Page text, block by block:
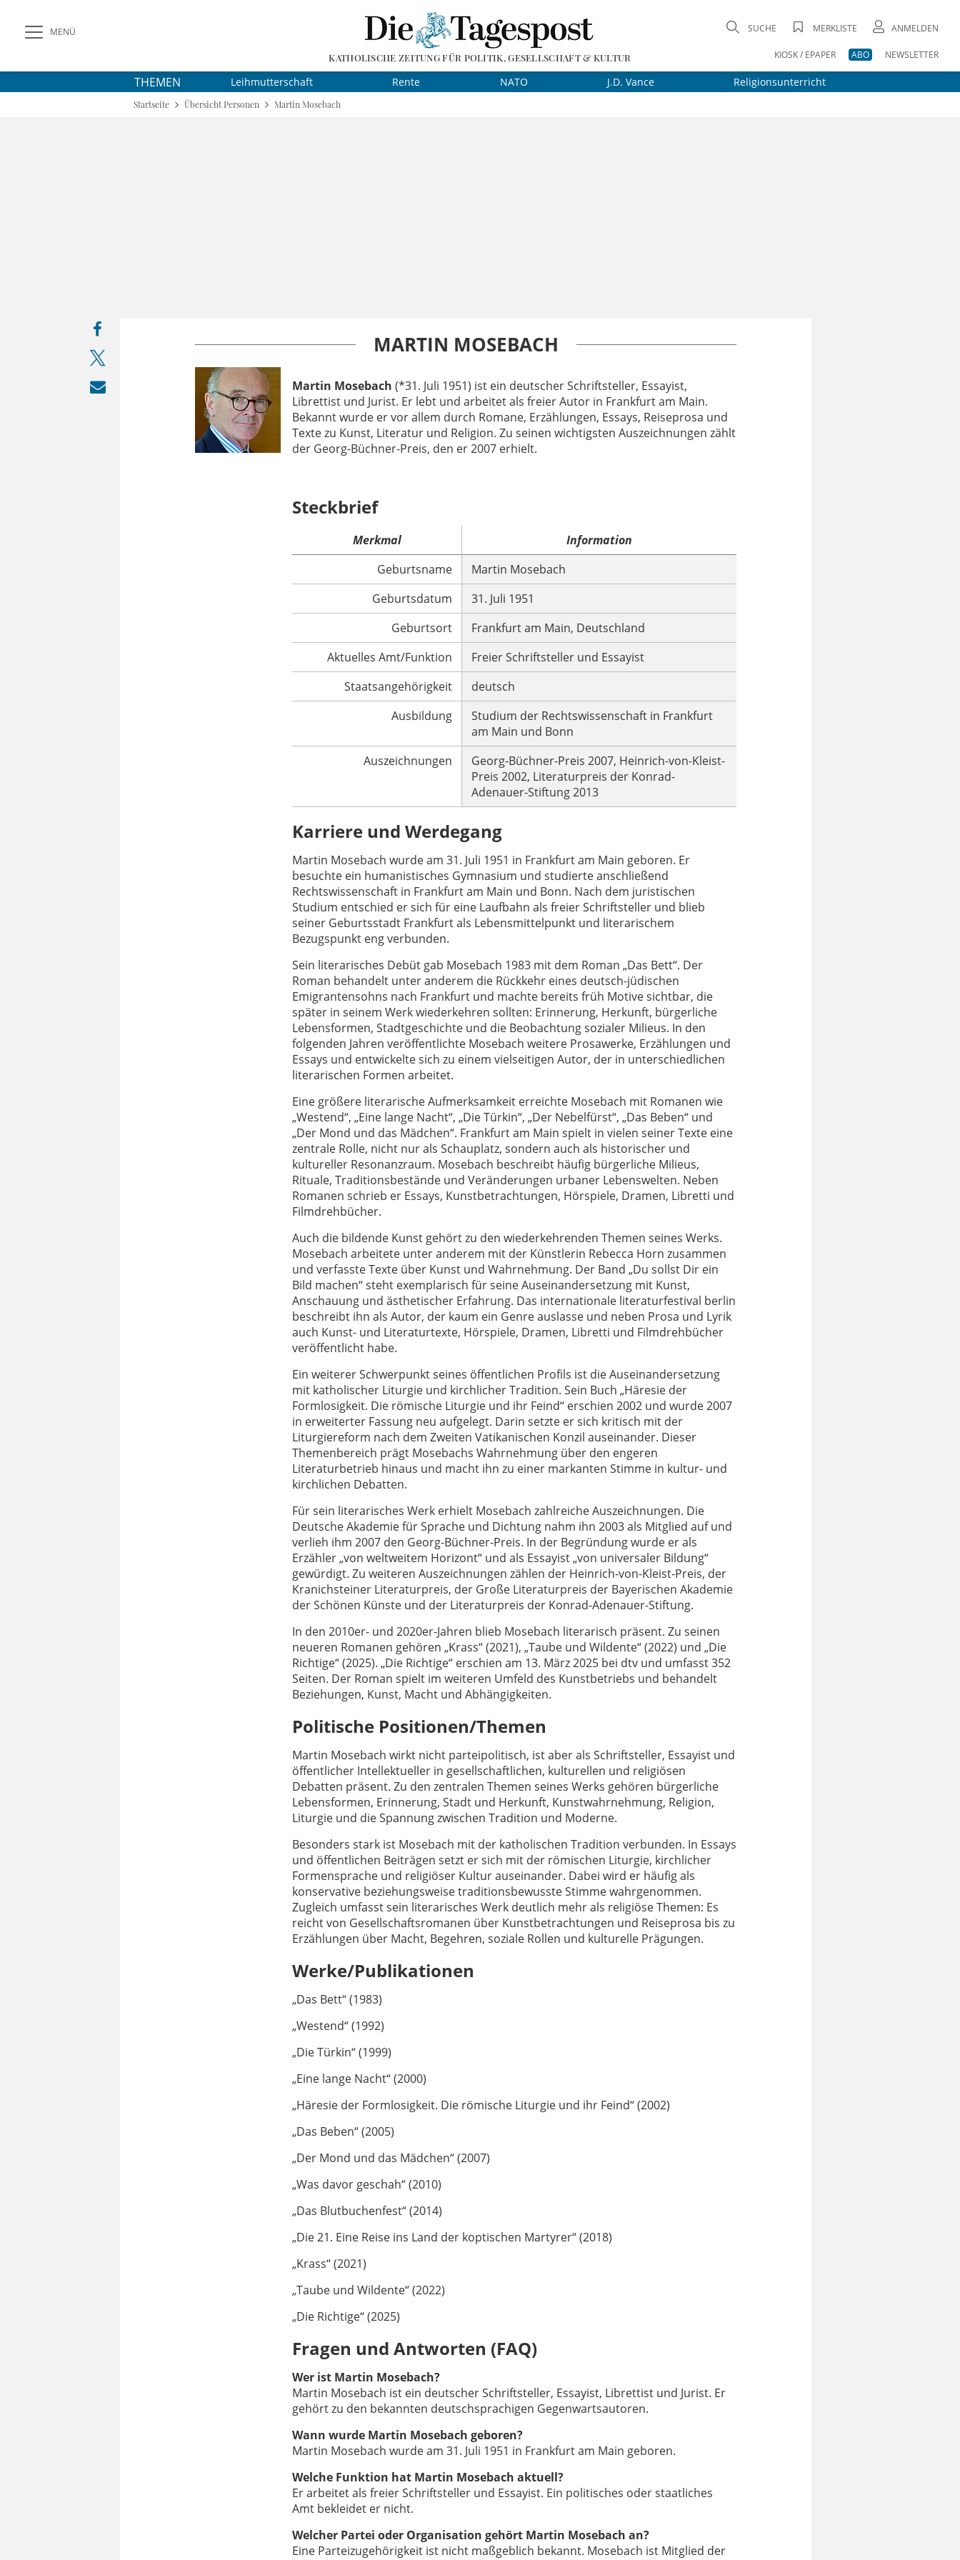
MENÜ
KATHOLISCHE ZEITUNG FÜR POLITIK, GESELLSCHAFT & KULTUR
SUCHE MERKLISTE ANMELDEN
KIOSK / EPAPER ABO NEWSLETTER
THEMEN Leihmutterschaft Rente NATO J.D. Vance Religionsunterricht
Startseite Übersicht Personen Martin Mosebach
MARTIN MOSEBACH
Martin Mosebach (*31. Juli 1951) ist ein deutscher Schriftsteller, Essayist,
Librettist und Jurist. Er lebt und arbeitet als freier Autor in Frankfurt am Main.
Bekannt wurde er vor allem durch Romane, Erzählungen, Essays, Reiseprosa und
Texte zu Kunst, Literatur und Religion. Zu seinen wichtigsten Auszeichnungen zählt
der Georg-Büchner-Preis, den er 2007 erhielt.
Steckbrief
Merkmal
Information
Geburtsname
Martin Mosebach
Geburtsdatum
31. Juli 1951
Geburtsort
Frankfurt am Main, Deutschland
Aktuelles Amt/Funktion
Freier Schriftsteller und Essayist
Staatsangehörigkeit
deutsch
Ausbildung
Studium der Rechtswissenschaft in Frankfurt
am Main und Bonn
Auszeichnungen
Georg-Büchner-Preis 2007, Heinrich-von-Kleist-
Preis 2002, Literaturpreis der Konrad-
Adenauer-Stiftung 2013
Karriere und Werdegang
Martin Mosebach wurde am 31. Juli 1951 in Frankfurt am Main geboren. Er
besuchte ein humanistisches Gymnasium und studierte anschließend
Rechtswissenschaft in Frankfurt am Main und Bonn. Nach dem juristischen
Studium entschied er sich für eine Laufbahn als freier Schriftsteller und blieb
seiner Geburtsstadt Frankfurt als Lebensmittelpunkt und literarischem
Bezugspunkt eng verbunden.
Sein literarisches Debüt gab Mosebach 1983 mit dem Roman „Das Bett“. Der
Roman behandelt unter anderem die Rückkehr eines deutsch-jüdischen
Emigrantensohns nach Frankfurt und machte bereits früh Motive sichtbar, die
später in seinem Werk wiederkehren sollten: Erinnerung, Herkunft, bürgerliche
Lebensformen, Stadtgeschichte und die Beobachtung sozialer Milieus. In den
folgenden Jahren veröffentlichte Mosebach weitere Prosawerke, Erzählungen und
Essays und entwickelte sich zu einem vielseitigen Autor, der in unterschiedlichen
literarischen Formen arbeitet.
Eine größere literarische Aufmerksamkeit erreichte Mosebach mit Romanen wie
„Westend“, „Eine lange Nacht“, „Die Türkin“, „Der Nebelfürst“, „Das Beben“ und
„Der Mond und das Mädchen“. Frankfurt am Main spielt in vielen seiner Texte eine
zentrale Rolle, nicht nur als Schauplatz, sondern auch als historischer und
kultureller Resonanzraum. Mosebach beschreibt häufig bürgerliche Milieus,
Rituale, Traditionsbestände und Veränderungen urbaner Lebenswelten. Neben
Romanen schrieb er Essays, Kunstbetrachtungen, Hörspiele, Dramen, Libretti und
Filmdrehbücher.
Auch die bildende Kunst gehört zu den wiederkehrenden Themen seines Werks.
Mosebach arbeitete unter anderem mit der Künstlerin Rebecca Horn zusammen
und verfasste Texte über Kunst und Wahrnehmung. Der Band „Du sollst Dir ein
Bild machen“ steht exemplarisch für seine Auseinandersetzung mit Kunst,
Anschauung und ästhetischer Erfahrung. Das internationale literaturfestival berlin
beschreibt ihn als Autor, der kaum ein Genre auslasse und neben Prosa und Lyrik
auch Kunst- und Literaturtexte, Hörspiele, Dramen, Libretti und Filmdrehbücher
veröffentlicht habe.
Ein weiterer Schwerpunkt seines öffentlichen Profils ist die Auseinandersetzung
mit katholischer Liturgie und kirchlicher Tradition. Sein Buch „Häresie der
Formlosigkeit. Die römische Liturgie und ihr Feind“ erschien 2002 und wurde 2007
in erweiterter Fassung neu aufgelegt. Darin setzte er sich kritisch mit der
Liturgiereform nach dem Zweiten Vatikanischen Konzil auseinander. Dieser
Themenbereich prägt Mosebachs Wahrnehmung über den engeren
Literaturbetrieb hinaus und macht ihn zu einer markanten Stimme in kultur- und
kirchlichen Debatten.
Für sein literarisches Werk erhielt Mosebach zahlreiche Auszeichnungen. Die
Deutsche Akademie für Sprache und Dichtung nahm ihn 2003 als Mitglied auf und
verlieh ihm 2007 den Georg-Büchner-Preis. In der Begründung wurde er als
Erzähler „von weltweitem Horizont“ und als Essayist „von universaler Bildung“
gewürdigt. Zu weiteren Auszeichnungen zählen der Heinrich-von-Kleist-Preis, der
Kranichsteiner Literaturpreis, der Große Literaturpreis der Bayerischen Akademie
der Schönen Künste und der Literaturpreis der Konrad-Adenauer-Stiftung.
In den 2010er- und 2020er-Jahren blieb Mosebach literarisch präsent. Zu seinen
neueren Romanen gehören „Krass“ (2021), „Taube und Wildente“ (2022) und „Die
Richtige“ (2025). „Die Richtige“ erschien am 13. März 2025 bei dtv und umfasst 352
Seiten. Der Roman spielt im weiteren Umfeld des Kunstbetriebs und behandelt
Beziehungen, Kunst, Macht und Abhängigkeiten.
Politische Positionen/Themen
Martin Mosebach wirkt nicht parteipolitisch, ist aber als Schriftsteller, Essayist und
öffentlicher Intellektueller in gesellschaftlichen, kulturellen und religiösen
Debatten präsent. Zu den zentralen Themen seines Werks gehören bürgerliche
Lebensformen, Erinnerung, Stadt und Herkunft, Kunstwahrnehmung, Religion,
Liturgie und die Spannung zwischen Tradition und Moderne.
Besonders stark ist Mosebach mit der katholischen Tradition verbunden. In Essays
und öffentlichen Beiträgen setzt er sich mit der römischen Liturgie, kirchlicher
Formensprache und religiöser Kultur auseinander. Dabei wird er häufig als
konservative beziehungsweise traditionsbewusste Stimme wahrgenommen.
Zugleich umfasst sein literarisches Werk deutlich mehr als religiöse Themen: Es
reicht von Gesellschaftsromanen über Kunstbetrachtungen und Reiseprosa bis zu
Erzählungen über Macht, Begehren, soziale Rollen und kulturelle Prägungen.
Werke/Publikationen
„Das Bett“ (1983)
„Westend“ (1992)
„Die Türkin“ (1999)
„Eine lange Nacht“ (2000)
„Häresie der Formlosigkeit. Die römische Liturgie und ihr Feind“ (2002)
„Das Beben“ (2005)
„Der Mond und das Mädchen“ (2007)
„Was davor geschah“ (2010)
„Das Blutbuchenfest“ (2014)
„Die 21. Eine Reise ins Land der koptischen Martyrer“ (2018)
„Krass“ (2021)
„Taube und Wildente“ (2022)
„Die Richtige“ (2025)
Fragen und Antworten (FAQ)
Wer ist Martin Mosebach?
Martin Mosebach ist ein deutscher Schriftsteller, Essayist, Librettist und Jurist. Er
gehört zu den bekannten deutschsprachigen Gegenwartsautoren.
Wann wurde Martin Mosebach geboren?
Martin Mosebach wurde am 31. Juli 1951 in Frankfurt am Main geboren.
Welche Funktion hat Martin Mosebach aktuell?
Er arbeitet als freier Schriftsteller und Essayist. Ein politisches oder staatliches
Amt bekleidet er nicht.
Welcher Partei oder Organisation gehört Martin Mosebach an?
Eine Parteizugehörigkeit ist nicht maßgeblich bekannt. Mosebach ist Mitglied der